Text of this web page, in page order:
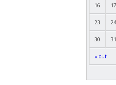
« out
16 17
23 24
30 31